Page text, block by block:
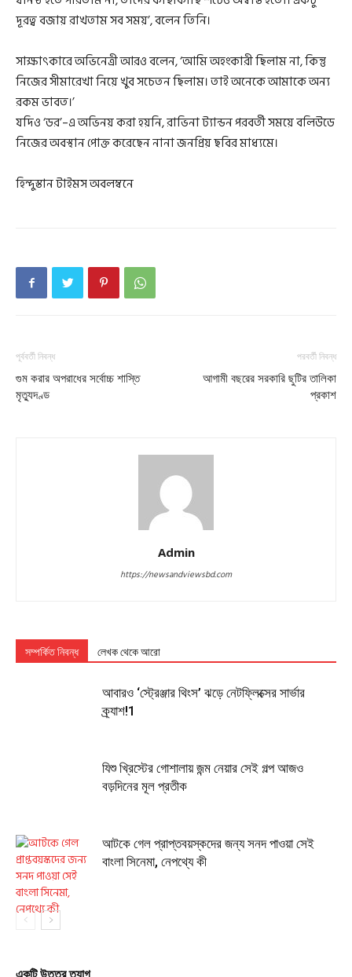
দূরত্ব বজায় রাখতাম সব সময়’, বলেন তিনি।
সাক্ষাৎকারে অভিনেত্রী আরও বলেন, ‘আমি অহংকারী ছিলাম না, কিন্তু
নিজের সীমারেখা নিয়ে খুব সচেতন ছিলাম। তাই অনেকে আমাকে অন্য
রকম ভাবত।’
যদিও ‘ডর’–এ অভিনয় করা হয়নি, রাভিনা ট্যান্ডন পরবর্তী সময়ে বলিউডে
নিজের অবস্থান পোক্ত করেছেন নানা জনপ্রিয় ছবির মাধ্যমে।
হিন্দুস্তান টাইমস অবলম্বনে
পূর্ববর্তী নিবন্ধ
গুম করার অপরাধের সর্বোচ্চ শাস্তি
মৃত্যুদণ্ড
পরবর্তী নিবন্ধ
আগামী বছরের সরকারি ছুটির তালিকা
প্রকাশ
Admin
https://newsandviewsbd.com
সম্পর্কিত নিবন্ধ লেখক থেকে আরো
আবারও ‘স্ট্রেঞ্জার থিংস’ ঝড়ে নেটফ্লিক্সের সার্ভার
ক্র্যাশ!1
যিশু খ্রিস্টের গোশালায় জন্ম নেয়ার সেই গল্প আজও
বড়দিনের মূল প্রতীক
আটকে গেল প্রাপ্তবয়স্কদের জন্য সনদ পাওয়া সেই
বাংলা সিনেমা, নেপথ্যে কী